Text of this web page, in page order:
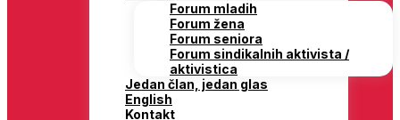
Forum mladih
Forum žena
Forum seniora
Forum sindikalnih aktivista /
aktivistica
Jedan član, jedan glas
English
Kontakt